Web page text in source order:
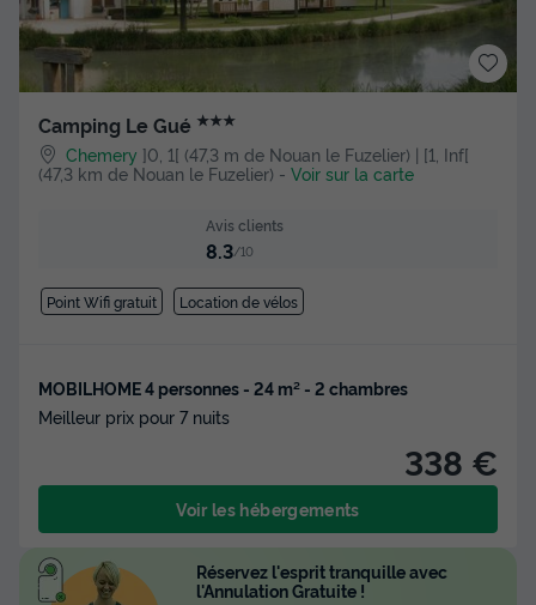
Camping Le Gué ★★★
Chemery ]0, 1[ (47,3 m de Nouan le Fuzelier) | [1, Inf[
(47,3 km de Nouan le Fuzelier) - Voir sur la carte
Avis clients
8.3/10
Point Wifi gratuit Location de vélos
MOBILHOME 4 personnes - 24 m² - 2 chambres
Meilleur prix pour 7 nuits
338 €
Voir les hébergements
Réservez l'esprit tranquille avec
l'Annulation Gratuite !